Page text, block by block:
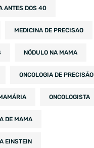
ANTES DOS 40
MEDICINA DE PRECISAO
NÓDULO NA MAMA
ONCOLOGIA DE PRECISÃO
ONCOLOGISTA
DE MAMA
EINSTEIN